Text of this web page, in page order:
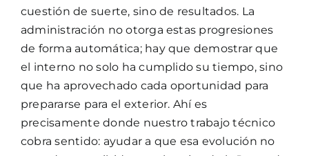
cuestión de suerte, sino de resultados. La
administración no otorga estas progresiones
de forma automática; hay que demostrar que
el interno no solo ha cumplido su tiempo, sino
que ha aprovechado cada oportunidad para
prepararse para el exterior. Ahí es
precisamente donde nuestro trabajo técnico
cobra sentido: ayudar a que esa evolución no